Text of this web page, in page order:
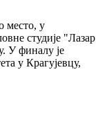
место, у
студије "Лазар
У финалу је
у Крагујевцу,